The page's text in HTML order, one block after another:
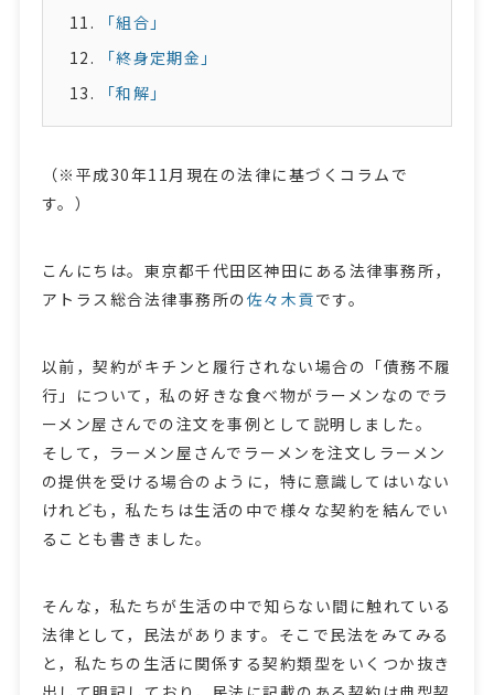
「組合」
「終身定期金」
「和解」
（※平成30年11月現在の法律に基づくコラムで
す。）
こんにちは。東京都千代田区神田にある法律事務所，
アトラス総合法律事務所の佐々木貢です。
以前，契約がキチンと履行されない場合の「債務不履
行」について，私の好きな食べ物がラーメンなのでラ
ーメン屋さんでの注文を事例として説明しました。
そして，ラーメン屋さんでラーメンを注文しラーメン
の提供を受ける場合のように，特に意識してはいない
けれども，私たちは生活の中で様々な契約を結んでい
ることも書きました。
そんな，私たちが生活の中で知らない間に触れている
法律として，民法があります。そこで民法をみてみる
と，私たちの生活に関係する契約類型をいくつか抜き